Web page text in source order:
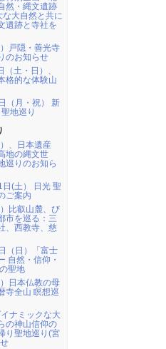
然・縄文遺跡
大自然と共に
遺跡と寺社を
戸隠・善光寺
のお知らせ
土・日）、
格的な体験山
（月・祝） 新
地巡り
、日本遺産
地の縄文世
巡りのお知ら
(土） 日光 聖
ご案内
比叡山麓、び
市を巡る：三
、西教寺、慈
（日）「富士
自然・信仰・
聖地
日本仏教の母
寺全山 瞑想巡
ナミックな大
の神山信仰の
り聖地巡り(宮